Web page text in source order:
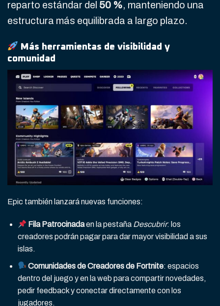
reparto estándar del 50 %, manteniendo una
estructura más equilibrada a largo plazo.
Más herramientas de visibilidad y
comunidad
Epic también lanzará nuevas funciones:
Fila Patrocinadaen la pestaña Descubrir: los
creadores podrán pagar para dar mayor visibilidad a sus
islas.
Comunidades de Creadores de Fortnite: espacios
dentro del juego y en la web para compartir novedades,
pedir feedback y conectar directamente con los
jugadores.